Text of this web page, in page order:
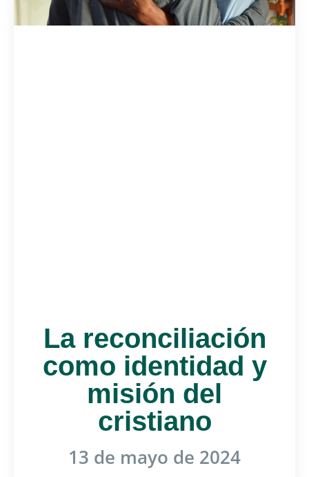
La reconciliación
como identidad y
misión del
cristiano
13 de mayo de 2024